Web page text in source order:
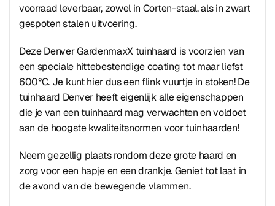
voorraad leverbaar, zowel in Corten-staal, als in zwart
gespoten stalen uitvoering.
Deze Denver GardenmaxX tuinhaard is voorzien van
een speciale hittebestendige coating tot maar liefst
600°C. Je kunt hier dus een flink vuurtje in stoken! De
tuinhaard Denver heeft eigenlijk alle eigenschappen
die je van een tuinhaard mag verwachten en voldoet
aan de hoogste kwaliteitsnormen voor tuinhaarden!
Neem gezellig plaats rondom deze grote haard en
zorg voor een hapje en een drankje. Geniet tot laat in
de avond van de bewegende vlammen.